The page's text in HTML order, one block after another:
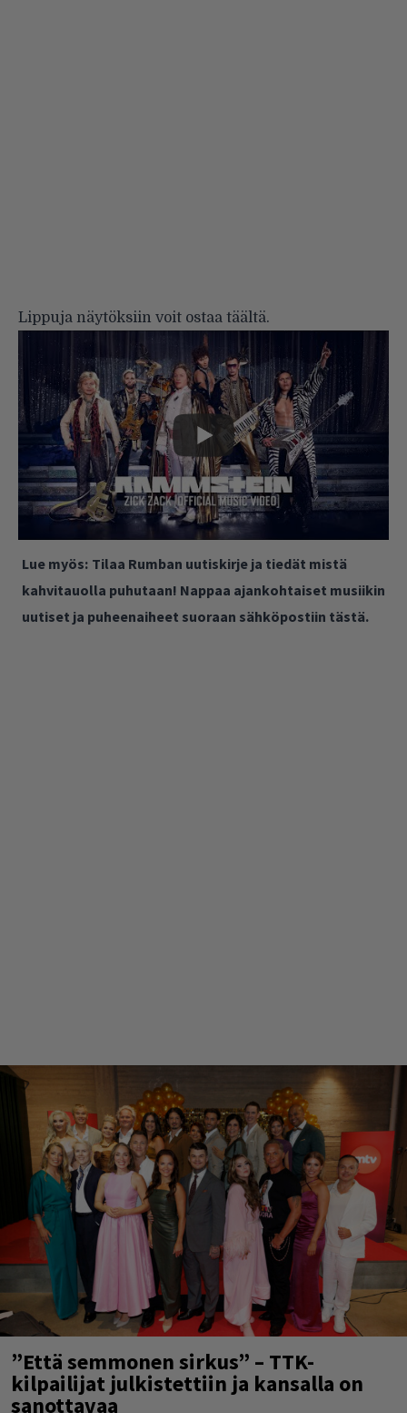
Lippuja näytöksiin voit ostaa täältä.
Lue myös: Tilaa Rumban uutiskirje ja tiedät mistä
kahvitauolla puhutaan! Nappaa ajankohtaiset musiikin
uutiset ja puheenaiheet suoraan sähköpostiin tästä.
”Että semmonen sirkus” – TTK-
kilpailijat julkistettiin ja kansalla on
sanottavaa